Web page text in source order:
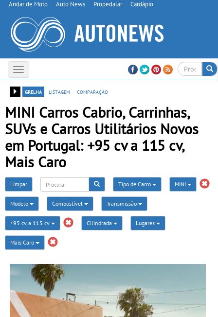
Andar de Moto Auto News Propedalar Cardápio
Toggle
navigation
grelha
listagem comparação
MINI Carros Cabrio, Carrinhas,
SUVs e Carros Utilitários Novos
em Portugal: +95 cv a 115 cv,
Mais Caro
Limpar Tipo de Carro MINI
Modelo Combustível Transmissão
+95 cv a 115 cv Cilindrada Lugares
Mais Caro